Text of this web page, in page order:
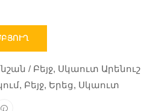
/ Բեյջ, Սկաուտ Արենուշ
, Բեյջ, Երեց, Սկաուտ